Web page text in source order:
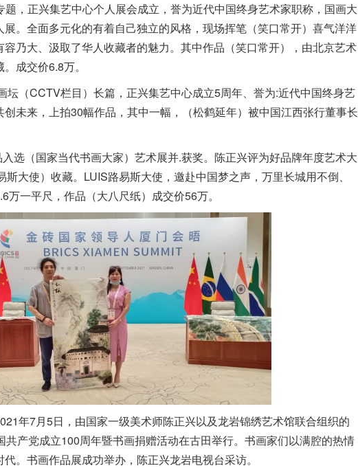
，正兴集艺中心个人展会成立，誉为近代中国终身艺术家职称，国画大
。全面多元化的有着自己独立的风格，现场挥笔（笑口常开）喜气洋洋
乃大、汲取了华人收藏者的魅力。其中作品（笑口常开），由北京艺术
成交价6.8万。
坛（CCTV栏目）长篇，正兴集艺中心成立5周年、誉为:近代中国终身艺
未来，上拍30幅作品，其中一幅，（松鹤延年）被中国江西张行董事长
选（国家当代书画大家）艺术展并.获奖。陈正兴评为好品牌年度艺术大
大使）收藏。LUIS路易斯大使，邀赴中国梦之声，万里长城用不倒、
万一平尺，作品（大八尺纸）成交价56万。
年7月5日，由国家一级美术师陈正兴以及龙岩锦绣艺术馆联合组织的
产党成立100周年暨书画捐赠活动在古田举行。书画家们以满腔的热情
。书画作品展成功举办，陈正兴龙岩电视台采访。